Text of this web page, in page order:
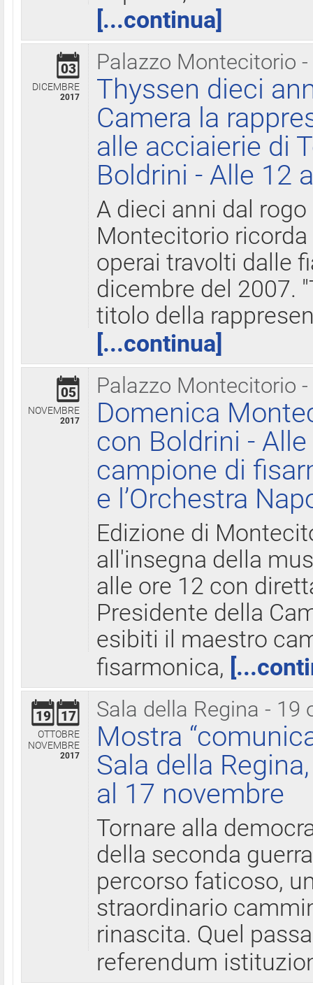
[...continua]
Palazzo Montecitorio
03
DICEMBRE
2017
Thyssen dieci
Camera la
alle acciaierie di
Boldrini - Alle 12
A dieci anni dal
Montecitorio
operai travolti dalle
dicembre del 2007.
titolo della
[...continua]
Palazzo Montecitorio
05
NOVEMBRE
2017
Domenica
con Boldrini -
campione di
e l’Orchestra
Edizione di
all'insegna della
alle ore 12 con
Presidente della
esibiti il maestro
fisarmonica,
Sala della Regina - 19
19 17
OTTOBRE
NOVEMBRE
2017
Mostra
Sala della
al 17 novembre
Tornare alla
della seconda
percorso faticoso,
straordinario
rinascita. Quel
referendum